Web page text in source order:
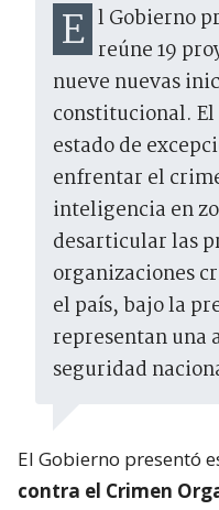
El Gobierno presentó una agenda que reúne 19
nueve nuevas
constitucional.
estado de
enfrentar el
inteligencia en
desarticular las
organizaciones
el país, bajo la
representan una
seguridad
El Gobierno presentó
contra el Crimen